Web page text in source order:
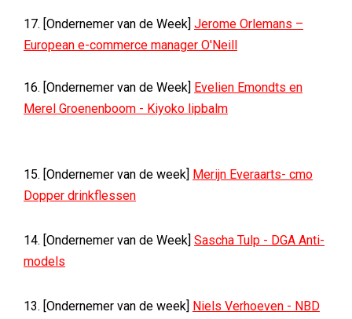
17. [Ondernemer van de Week] Jerome Orlemans –
European e-commerce manager O'Neill
16. [Ondernemer van de Week] Evelien Emondts en
Merel Groenenboom - Kiyoko lipbalm
15. [Ondernemer van de week] Merijn Everaarts- cmo
Dopper drinkflessen
14. [Ondernemer van de Week] Sascha Tulp - DGA Anti-
models
13. [Ondernemer van de week] Niels Verhoeven - NBD